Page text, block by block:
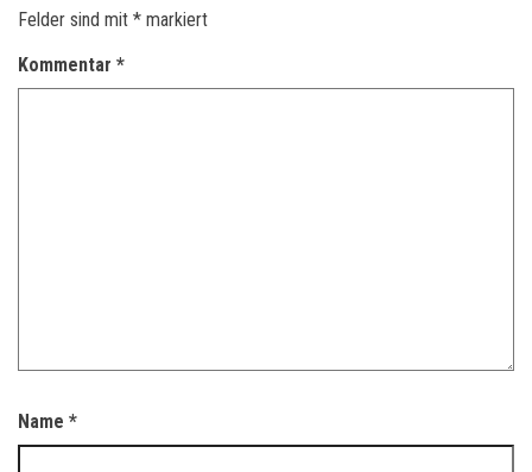
Felder sind mit * markiert
Kommentar *
Name *